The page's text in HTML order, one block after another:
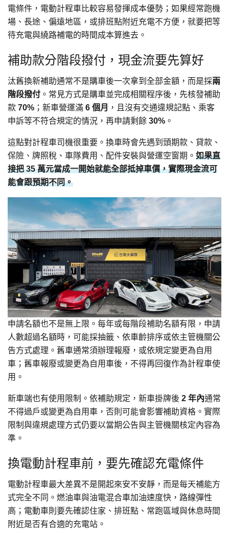
電條件，電動計程車比較容易發揮成本優勢；如果經常跑機
場、長途、偏遠地區，或排班點附近充電不方便，就要把等
待充電與繞路補電的時間成本算進去。
補助款分階段撥付，現金流要先算好
汰舊換新補助通常不是購車後一次拿到全部金額，而是採兩
階段撥付 。常見方式是購車並完成相關程序後，先核發補助
款 70% ；新車營運滿 6 個月 ，且沒有交通違規記點、乘客
申訴等不符合規定的情況，再申請剩餘 30% 。
這點對計程車司機很重要。換車時會先遇到頭期款、貸款、
保險、牌照稅、車隊費用、配件安裝與營運空窗期。 如果直
接把 35 萬元當成一開始就能全部抵掉車價，實際現金流可
能會跟預期不同。
申請名額也不是無上限。每年或每階段補助名額有限，申請
人數超過名額時，可能採抽籤、依車齡排序或依主管機關公
告方式處理。舊車通常須辦理報廢，或依規定變更為自用
車；舊車報廢或變更為自用車後，不得再回復作為計程車使
用。
新車端也有使用限制。依補助規定，新車掛牌後 2 年內通常
不得過戶或變更為自用車，否則可能會影響補助資格。實際
限制與違規處理方式仍要以當期公告與主管機關核定內容為
準。
換電動計程車前，要先確認充電條件
電動計程車最大差異不是開起來安不安靜，而是每天補能方
式完全不同。燃油車與油電混合車加油速度快，路線彈性
高；電動車則要先確認住家、排班點、常跑區域與休息時間
附近是否有合適的充電站。